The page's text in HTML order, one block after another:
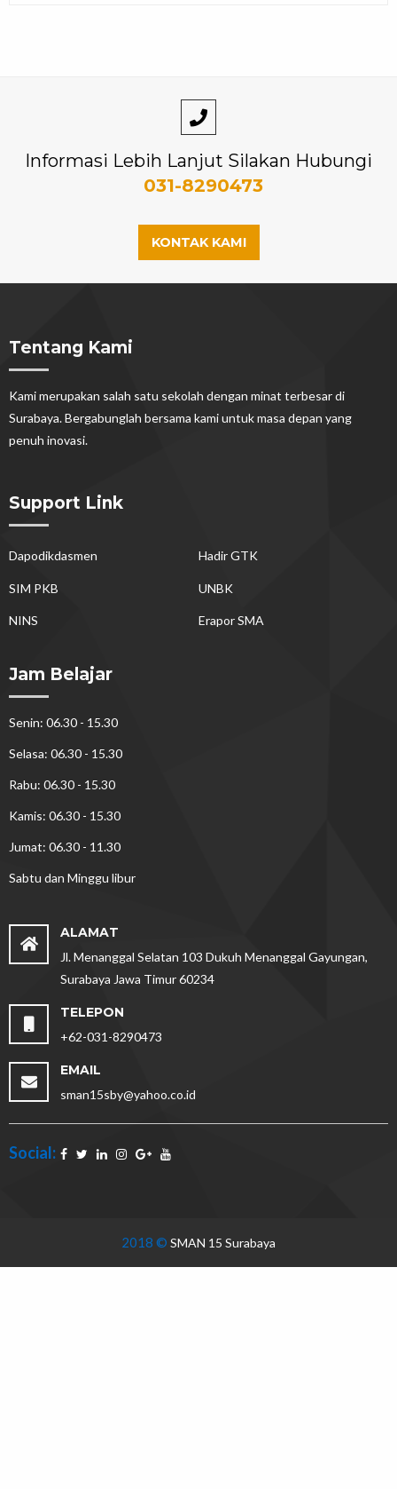
Informasi Lebih Lanjut Silakan Hubungi
031-8290473
KONTAK KAMI
Tentang Kami
Kami merupakan salah satu sekolah dengan minat terbesar di
Surabaya. Bergabunglah bersama kami untuk masa depan yang
penuh inovasi.
Support Link
Dapodikdasmen Hadir GTK
SIM PKB UNBK
NINS Erapor SMA
Jam Belajar
Senin: 06.30 - 15.30
Selasa: 06.30 - 15.30
Rabu: 06.30 - 15.30
Kamis: 06.30 - 15.30
Jumat: 06.30 - 11.30
Sabtu dan Minggu libur
ALAMAT
Jl. Menanggal Selatan 103 Dukuh Menanggal Gayungan,
Surabaya Jawa Timur 60234
TELEPON
+62-031-8290473
EMAIL
sman15sby@yahoo.co.id
Social:
2018 © SMAN 15 Surabaya